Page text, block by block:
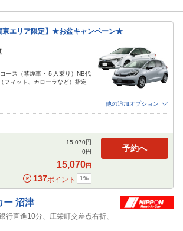
東エリア限定】★お盆キャンペーン★
ース（禁煙車・５人乗り）NB代
フィット、カローラなど）指定
他の追加オプション
15,070円
0円
15,070円
137ポイント 1%
予約へ
ー 沼津
行直進10分、庄栄町交差点右折、